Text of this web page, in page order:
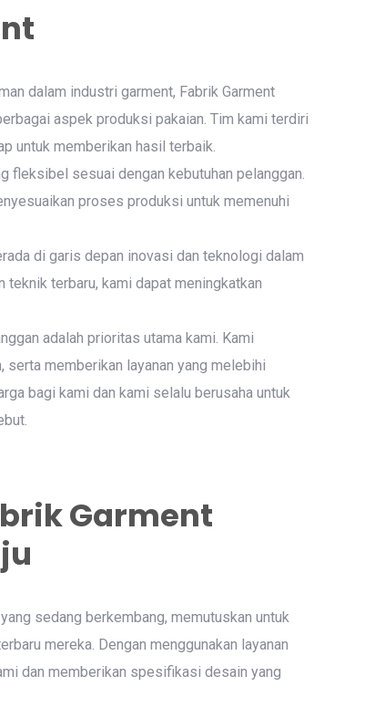
dalam industri garment, Fabrik Garment
aspek produksi pakaian. Tim kami terdiri
untuk memberikan hasil terbaik.
fleksibel sesuai dengan kebutuhan pelanggan.
proses produksi untuk memenuhi
di garis depan inovasi dan teknologi dalam
teknik terbaru, kami dapat meningkatkan
adalah prioritas utama kami. Kami
serta memberikan layanan yang melebihi
bagi kami dan kami selalu berusaha untuk
Garment
sedang berkembang, memutuskan untuk
mereka. Dengan menggunakan layanan
dan memberikan spesifikasi desain yang